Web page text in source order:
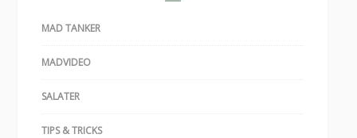
MAD TANKER
MADVIDEO
SALATER
TIPS & TRICKS